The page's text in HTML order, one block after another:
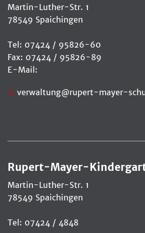
Martin-Luther-Str. 1
78549 Spaichingen
Tel: 07424 / 95826-60
Fax: 07424 / 95826-89
E-Mail:
verwaltung@rupert-mayer-
Rupert-Mayer-
Martin-Luther-Str. 1
78549 Spaichingen
Tel: 07424 / 4848